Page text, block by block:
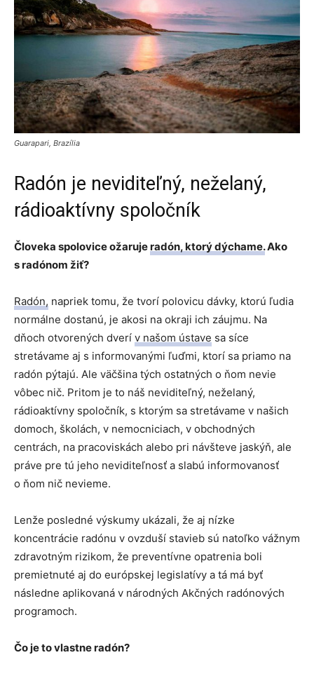
Guarapari, Brazília
Radón je neviditeľný, neželaný,
rádioaktívny spoločník
Človeka spolovice ožarujeradón, ktorý dýchame.Ako
s radónom žiť?
Radón, napriek tomu, že tvorí polovicu dávky, ktorú ľudia
normálne dostanú, je akosi na okraji ich záujmu. Na
dňoch otvorených dverí v našom ústave sa síce
stretávame aj s informovanými ľuďmi, ktorí sa priamo na
radón pýtajú. Ale väčšina tých ostatných o ňom nevie
vôbec nič. Pritom je to náš neviditeľný, neželaný,
rádioaktívny spoločník, s ktorým sa stretávame v našich
domoch, školách, v nemocniciach, v obchodných
centrách, na pracoviskách alebo pri návšteve jaskýň, ale
práve pre tú jeho neviditeľnosť a slabú informovanosť
o ňom nič nevieme.
Lenže posledné výskumy ukázali, že aj nízke
koncentrácie radónu v ovzduší stavieb sú natoľko vážnym
zdravotným rizikom, že preventívne opatrenia boli
premietnuté aj do európskej legislatívy a tá má byť
následne aplikovaná v národných Akčných radónových
programoch.
Čo je to vlastne radón?